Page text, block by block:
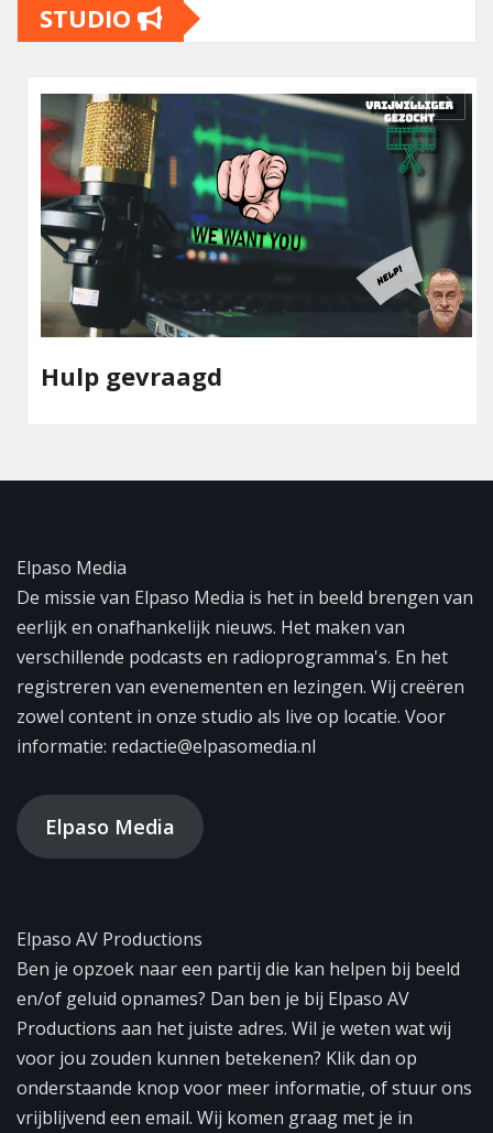
STUDIO
Hulp gevraagd
Elpaso Media
De missie van Elpaso Media is het in beeld brengen van
eerlijk en onafhankelijk nieuws. Het maken van
verschillende podcasts en radioprogramma's. En het
registreren van evenementen en lezingen. Wij creëren
zowel content in onze studio als live op locatie. Voor
informatie: redactie@elpasomedia.nl
Elpaso Media
Elpaso AV Productions
Ben je opzoek naar een partij die kan helpen bij beeld
en/of geluid opnames? Dan ben je bij Elpaso AV
Productions aan het juiste adres. Wil je weten wat wij
voor jou zouden kunnen betekenen? Klik dan op
onderstaande knop voor meer informatie, of stuur ons
vrijblijvend een email. Wij komen graag met je in